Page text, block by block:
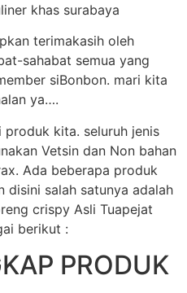
terimakasih oleh
sahabat semua yang
siBonbon. mari kita
ya….
produk kita. seluruh jenis
Vetsin dan Non bahan
Ada beberapa produk
disini salah satunya adalah
crispy Asli Tuapejat
berikut :
PRODUK